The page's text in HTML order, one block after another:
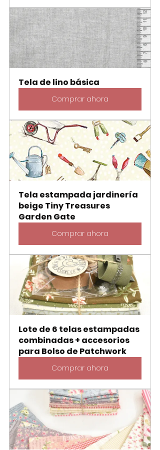
Tela de lino básica
Comprar ahora
Tela estampada jardinería
beige Tiny Treasures
Garden Gate
Comprar ahora
Lote de 6 telas estampadas
combinadas + accesorios
para Bolso de Patchwork
Comprar ahora